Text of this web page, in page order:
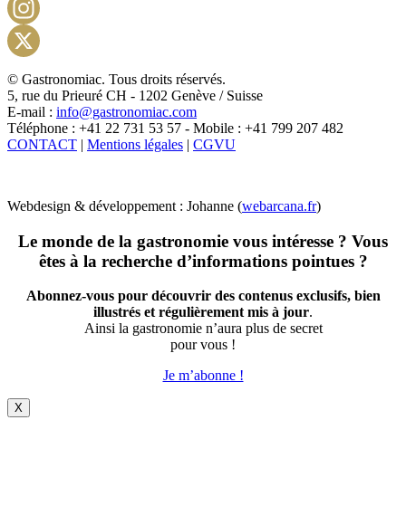
X
© Gastronomiac. Tous droits réservés.
5, rue du Prieuré CH - 1202 Genève / Suisse
E-mail : info@gastronomiac.com
Téléphone : +41 22 731 53 57 - Mobile : +41 799 207 482
CONTACT | Mentions légales | CGVU
Webdesign & développement : Johanne (webarcana.fr)
Le monde de la gastronomie vous intéresse ? Vous
êtes à la recherche d’informations pointues ?
Abonnez-vous pour découvrir des contenus exclusifs, bien
illustrés et régulièrement mis à jour.
Ainsi la gastronomie n’aura plus de secret
pour vous !
Je m’abonne !
X